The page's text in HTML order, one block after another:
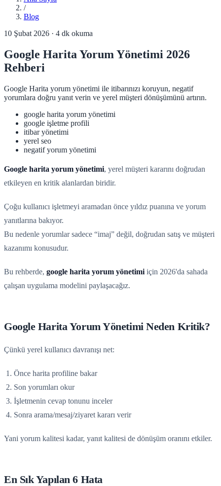
/
Blog
10 Şubat 2026 · 4 dk okuma
Google Harita Yorum Yönetimi 2026
Rehberi
Google Harita yorum yönetimi ile itibarınızı koruyun, negatif
yorumlara doğru yanıt verin ve yerel müşteri dönüşümünü artırın.
google harita yorum yönetimi
google işletme profili
itibar yönetimi
yerel seo
negatif yorum yönetimi
Google harita yorum yönetimi, yerel müşteri kararını doğrudan
etkileyen en kritik alanlardan biridir.
Çoğu kullanıcı işletmeyi aramadan önce yıldız puanına ve yorum
yanıtlarına bakıyor.
Bu nedenle yorumlar sadece “imaj” değil, doğrudan satış ve müşteri
kazanımı konusudur.
Bu rehberde, google harita yorum yönetimi için 2026'da sahada
çalışan uygulama modelini paylaşacağız.
Google Harita Yorum Yönetimi Neden Kritik?
Çünkü yerel kullanıcı davranışı net:
Önce harita profiline bakar
Son yorumları okur
İşletmenin cevap tonunu inceler
Sonra arama/mesaj/ziyaret kararı verir
Yani yorum kalitesi kadar, yanıt kalitesi de dönüşüm oranını etkiler.
En Sık Yapılan 6 Hata